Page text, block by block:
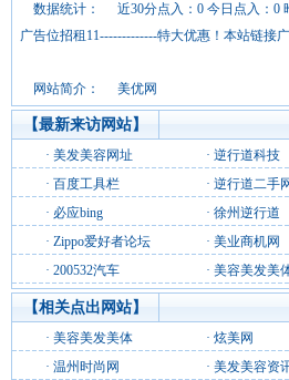
数据统计：
近30分点入：0 今日点入：0
广告位招租11-------------特大优惠！本站链接
网站简介：
美优网
【最新来访网站】
· 美发美容网址 · 逆行道科技
· 百度工具栏 · 逆行道二手
· 必应bing · 徐州逆行道
· Zippo爱好者论坛 · 美业商机网
· 200532汽车 · 美容美发美
【相关点出网站】
· 美容美发美体 · 炫美网
· 温州时尚网 · 美发美容资